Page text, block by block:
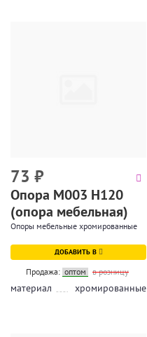
73 ₽
Опора М003 Н120
(опора мебельная)
Опоры мебельные хромированные
ДОБАВИТЬ В
Продажа: оптом в розницу
материал хромированные